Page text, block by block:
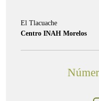
El Tlacuache
Centro INAH Morelos